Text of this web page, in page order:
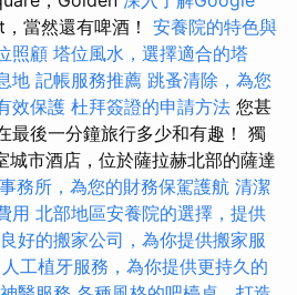
當然還有啤酒！ 安養院的特色與
照顧 塔位風水，選擇適合的塔
地 記帳服務推薦 跳蚤清除，為您
效保護 杜拜簽證的申請方法 您甚
最後一分鐘旅行多少和有趣！ 獨
市酒店，位於薩拉赫北部的薩達
務所，為您的財務保駕護航 清潔
用 北部地區安養院的選擇，提供
好的搬家公司，為你提供搬家服
人工植牙服務，為你提供更持久的